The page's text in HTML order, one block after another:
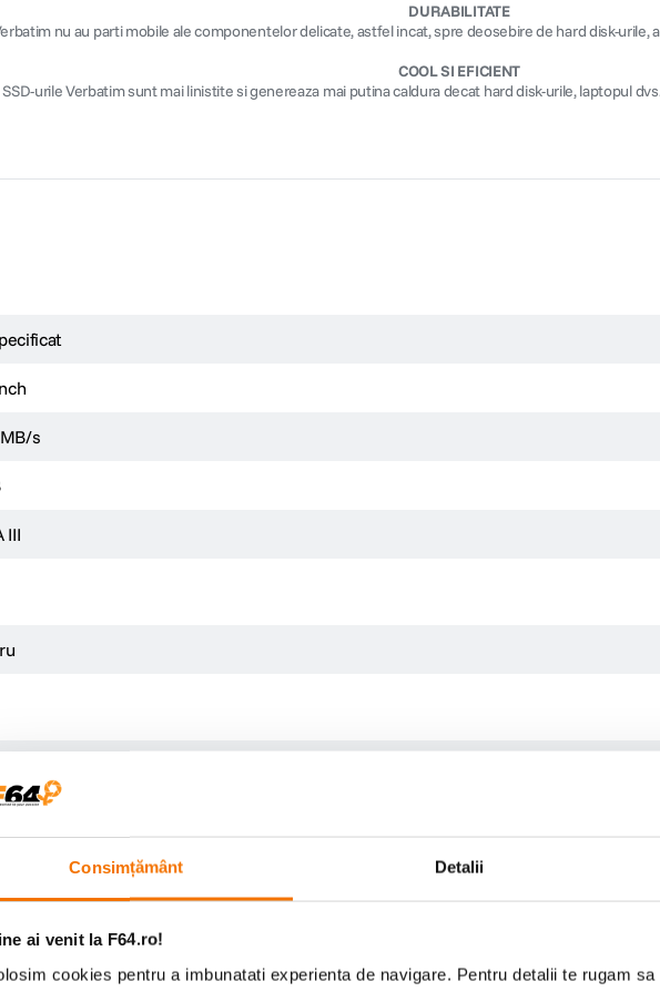
Consimțământ Detalii
ai venit la F64.ro!
cookies pentru a imbunatati experienta de navigare. Pentru detalii te rugam sa
DURABILITATE
nu au parti mobile ale componentelor delicate, astfel incat, spre deosebire de hard disk-urile,
COOL SI EFICIENT
urile Verbatim sunt mai linistite si genereaza mai putina caldura decat hard disk-urile, laptopul
s
III